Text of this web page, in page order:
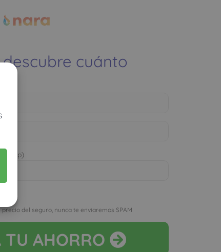
cuánto
del seguro, nunca te enviaremos SPAM
TU AHORRO